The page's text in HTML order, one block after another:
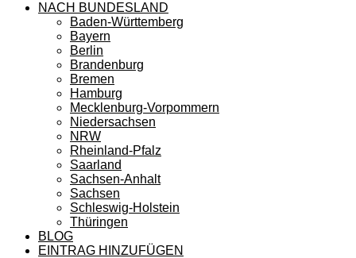
NACH BUNDESLAND
Baden-Württemberg
Bayern
Berlin
Brandenburg
Bremen
Hamburg
Mecklenburg-Vorpommern
Niedersachsen
NRW
Rheinland-Pfalz
Saarland
Sachsen-Anhalt
Sachsen
Schleswig-Holstein
Thüringen
BLOG
EINTRAG HINZUFÜGEN